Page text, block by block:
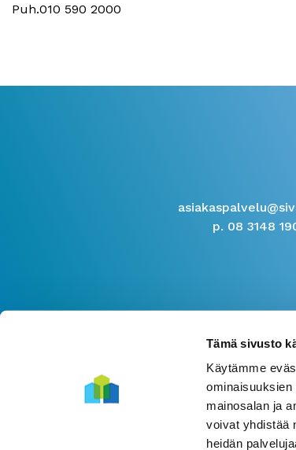
Tämä sivusto
Käytämme
mainosalan ja
voivat yhdistää
heidän
Puh.010 590 2000
p. 08 3148